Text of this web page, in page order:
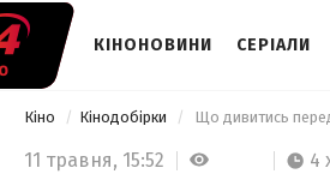
КІНОНОВИНИ СЕРІАЛИ
Кіно Кінодобірки
11 травня, 15:52 4